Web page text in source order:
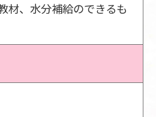
材、水分補給のできるも